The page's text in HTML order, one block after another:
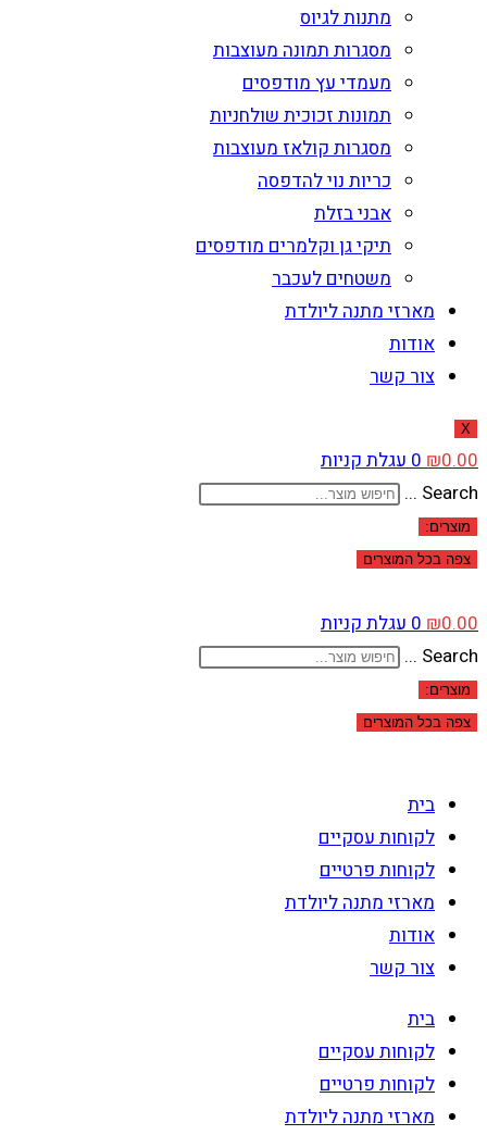
מתנות לגיוס
מסגרות תמונה מעוצבות
מעמדי עץ מודפסים
תמונות זכוכית שולחניות
מסגרות קולאז מעוצבות
כריות נוי להדפסה
אבני בזלת
תיקי גן וקלמרים מודפסים
משטחים לעכבר
מארזי מתנה ליולדת
אודות
צור קשר
X
₪0.00
0עגלת קניות
Search ...
מוצרים:
צפה בכל המוצרים
₪0.00
0עגלת קניות
Search ...
מוצרים:
צפה בכל המוצרים
בית
לקוחות עסקיים
לקוחות פרטיים
מארזי מתנה ליולדת
אודות
צור קשר
בית
לקוחות עסקיים
לקוחות פרטיים
מארזי מתנה ליולדת